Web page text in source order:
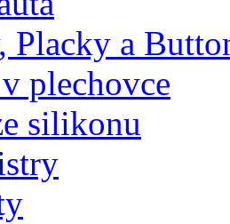
Placky a
plechovce
silikonu